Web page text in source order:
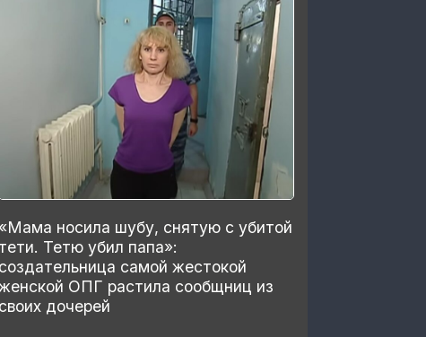
«Мама носила шубу, снятую с убитой
тети. Тетю убил папа»:
создательница самой жестокой
ОПГ растила сообщниц из
своих дочерей